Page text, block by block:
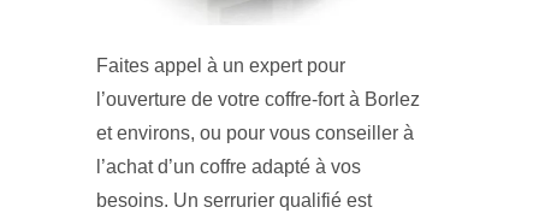
Faites appel à un expert pour
l’ouverture de votre coffre-fort à Borlez
et environs, ou pour vous conseiller à
l’achat d’un coffre adapté à vos
besoins. Un serrurier qualifié est